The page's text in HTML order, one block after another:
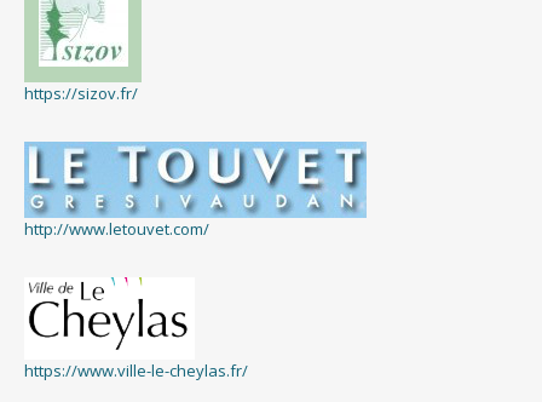
https://sizov.fr/
http://www.letouvet.com/
https://www.ville-le-cheylas.fr/